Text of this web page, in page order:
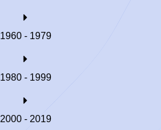
1960 - 1979
1980 - 1999
2000 - 2019